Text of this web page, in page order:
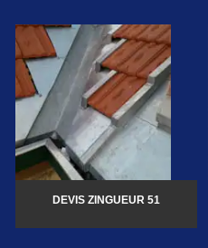
DEVIS ZINGUEUR 51